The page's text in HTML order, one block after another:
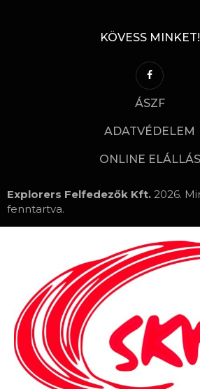
KÖVESS MINKET!
ÁSZF
ADATVÉDELEM
ONLINE ELÁLLÁS
Explorers Felfedezők Kft. 2026.
fenntartva.